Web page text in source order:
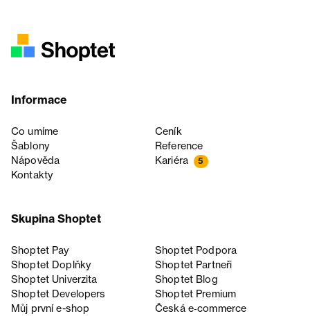
Informace
Co umíme
Ceník
Šablony
Reference
Nápověda
Kariéra 5
Kontakty
Skupina Shoptet
Shoptet Pay
Shoptet Podpora
Shoptet Doplňky
Shoptet Partneři
Shoptet Univerzita
Shoptet Blog
Shoptet Developers
Shoptet Premium
Můj první e-shop
Česká e‑commerce